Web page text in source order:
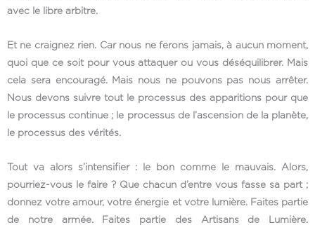
avec le libre arbitre.
Et ne craignez rien. Car nous ne ferons jamais, à aucun moment,
quoi que ce soit pour vous attaquer ou vous déséquilibrer. Mais
cela sera encouragé. Mais nous ne pouvons pas nous arrêter.
Nous devons suivre tout le processus des apparitions pour que
le processus continue ; le processus de l’ascension de la planète,
le processus des vérités.
Tout va alors s’intensifier : le bon comme le mauvais. Alors,
pourriez-vous le faire ? Que chacun d’entre vous fasse sa part ;
donnez votre amour, votre énergie et votre lumière. Faites partie
de notre armée. Faites partie des Artisans de Lumière.